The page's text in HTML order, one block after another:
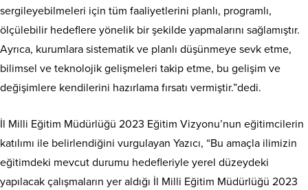
sergileyebilmeleri için tüm faaliyetlerini planlı, programlı,
ölçülebilir hedeflere yönelik bir şekilde yapmalarını sağlamıştır.
Ayrıca, kurumlara sistematik ve planlı düşünmeye sevk etme,
bilimsel ve teknolojik gelişmeleri takip etme, bu gelişim ve
değişimlere kendilerini hazırlama fırsatı vermiştir.”dedi.
İl Milli Eğitim Müdürlüğü 2023 Eğitim Vizyonu’nun eğitimcilerin
katılımı ile belirlendiğini vurgulayan Yazıcı, “Bu amaçla ilimizin
eğitimdeki mevcut durumu hedefleriyle yerel düzeydeki
yapılacak çalışmaların yer aldığı İl Milli Eğitim Müdürlüğü 2023